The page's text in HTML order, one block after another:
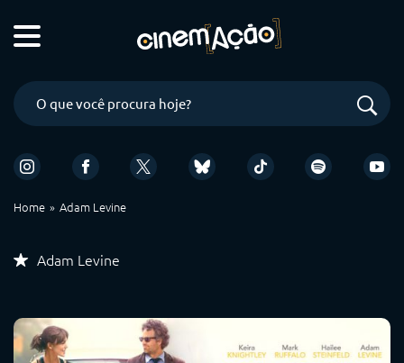
Home Adam Levine
Adam Levine